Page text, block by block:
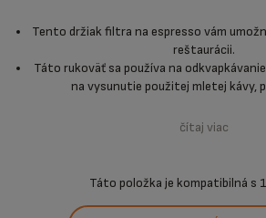
Tento držiak filtra na espresso vám
reštaurácii.
Táto rukoväť sa používa na
na vysunutie použitej mletej kávy,
čítaj viac
Táto položka je kompatibilná s